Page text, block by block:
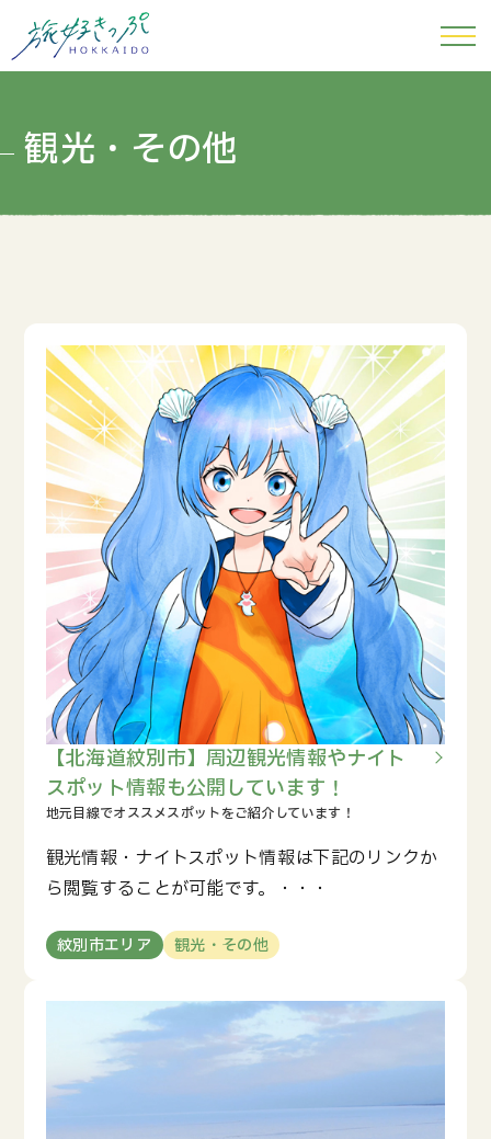
観光・その他
【北海道紋別市】周辺観光情報やナイト
スポット情報も公開しています！
観光情報・ナイトスポット情報は下記のリンクか
ら閲覧することが可能です。・・・
紋別市エリア 観光・その他